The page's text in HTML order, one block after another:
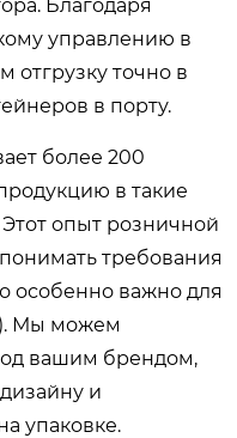
Благодаря
управлению в
отгрузку точно в
в порту.
более 200
в такие
Этот опыт розничной
требования
особенно важно для
Мы можем
вашим брендом,
и
упаковке.